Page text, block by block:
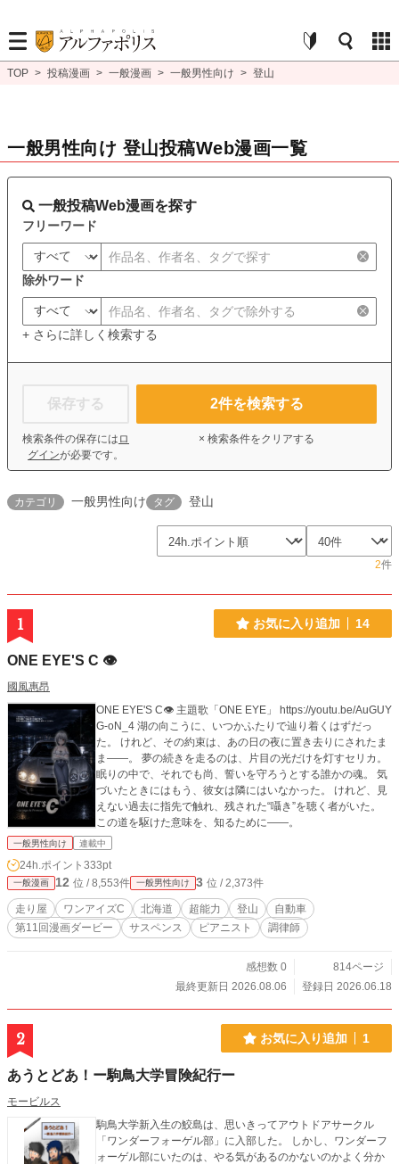
TOP > 投稿漫画 > 一般漫画 > 一般男性向け > 登山
一般男性向け 登山投稿Web漫画一覧
一般投稿Web漫画を探す
フリーワード
除外ワード
+ さらに詳しく検索する
保存する
検索条件の保存には ロ
グインが必要です。
2件を検索する
× 検索条件をクリアする
カテゴリ 一般男性向け タグ 登山
2件
1 お気に入り追加 14
ONE EYE'S C 👁️
國風惠昂
ONE EYE'S C👁️ 主題歌「ONE EYE」 https://youtu.be/AuGUY
G-oN_4 湖の向こうに、いつかふたりで辿り着くはずだっ
た。 けれど、その約束は、あの日の夜に置き去りにされたま
ま——。 夢の続きを走るのは、片目の光だけを灯すセリカ。
眠りの中で、それでも尚、誓いを守ろうとする誰かの魂。 気
づいたときにはもう、彼女は隣にはいなかった。 けれど、見
えない過去に指先で触れ、残された“囁き”を聴く者がいた。
この道を駆けた意味を、知るために——。
一般男性向け 連載中
24h.ポイント 333pt
一般漫画 12 位 / 8,553件 一般男性向け 3 位 / 2,373件
走り屋 ワンアイズC 北海道 超能力 登山
自動車
第11回漫画ダービー
サスペンス ピアニスト 調律師
感想数 0
814ページ
最終更新日 2026.08.06
登録日 2026.06.18
2 お気に入り追加 1
あうとどあ！ー駒鳥大学冒険紀行ー
モービルス
駒鳥大学新入生の鮫島は、思いきってアウトドアサークル
「ワンダーフォーゲル部」に入部した。 しかし、ワンダーフ
ォーゲル部にいたのは、やる気があるのかないのかよく分か